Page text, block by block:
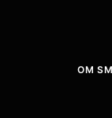
OM